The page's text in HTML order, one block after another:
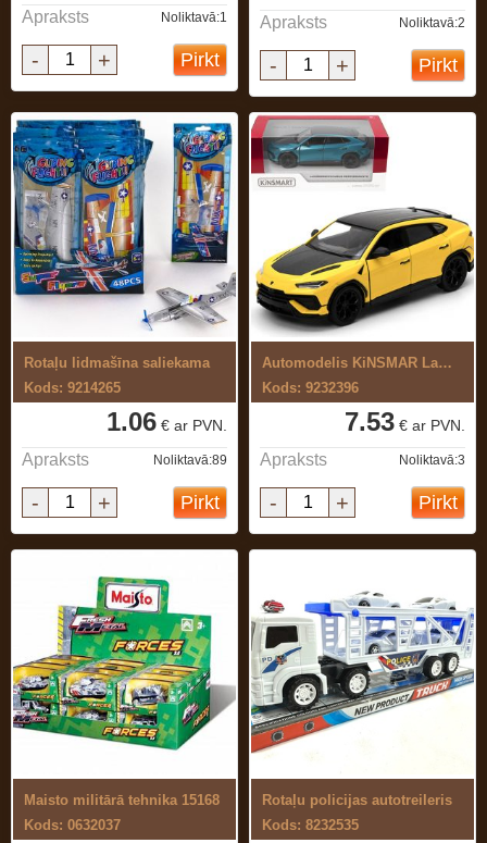
Apraksts Noliktavā:1
- + Pirkt
Apraksts Noliktavā:2
- + Pirkt
Rotaļu lidmašīna saliekama
Kods: 9214265
1.06 € ar PVN.
Apraksts Noliktavā:89
- + Pirkt
Automodelis KiNSMAR Lamborghini Urus ...
Kods: 9232396
7.53 € ar PVN.
Apraksts Noliktavā:3
- + Pirkt
Maisto militārā tehnika 15168
Kods: 0632037
Rotaļu policijas autotreileris
Kods: 8232535